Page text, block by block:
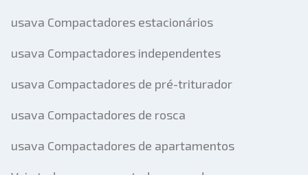
usava Compactadores estacionários
usava Compactadores independentes
usava Compactadores de pré-triturador
usava Compactadores de rosca
usava Compactadores de apartamentos